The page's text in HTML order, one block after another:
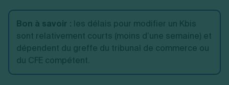
Bon à savoir : les délais pour modifier un Kbis
sont relativement courts (moins d’une semaine) et
dépendent du greffe du tribunal de commerce ou
du CFE compétent.